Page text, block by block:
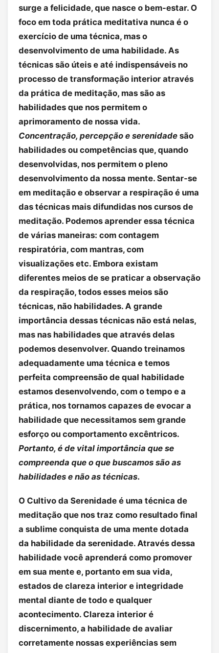
surge a felicidade, que nasce o bem-estar. O
foco em toda prática meditativa nunca é o
exercício de uma técnica, mas o
desenvolvimento de uma habilidade. As
técnicas são úteis e até indispensáveis no
processo de transformação interior através
da prática de meditação, mas são as
habilidades que nos permitem o
aprimoramento de nossa vida.
Concentração, percepção e serenidade são
habilidades ou competências que, quando
desenvolvidas, nos permitem o pleno
desenvolvimento da nossa mente. Sentar-se
em meditação e observar a respiração é uma
das técnicas mais difundidas nos cursos de
meditação. Podemos aprender essa técnica
de várias maneiras: com contagem
respiratória, com mantras, com
visualizações etc. Embora existam
diferentes meios de se praticar a observação
da respiração, todos esses meios são
técnicas, não habilidades. A grande
importância dessas técnicas não está nelas,
mas nas habilidades que através delas
podemos desenvolver. Quando treinamos
adequadamente uma técnica e temos
perfeita compreensão de qual habilidade
estamos desenvolvendo, com o tempo e a
prática, nos tornamos capazes de evocar a
habilidade que necessitamos sem grande
esforço ou comportamento excêntricos.
Portanto, é de vital importância que se
compreenda que o que buscamos são as
habilidades e não as técnicas.
O Cultivo da Serenidade é uma técnica de
meditação que nos traz como resultado final
a sublime conquista de uma mente dotada
da habilidade da serenidade. Através dessa
habilidade você aprenderá como promover
em sua mente e, portanto em sua vida,
estados de clareza interior e integridade
mental diante de todo e qualquer
acontecimento. Clareza interior é
discernimento, a habilidade de avaliar
corretamente nossas experiências sem